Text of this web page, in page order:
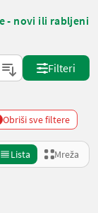
- novi ili rabljeni
Filteri
Obriši sve filtere
Lista Mreža